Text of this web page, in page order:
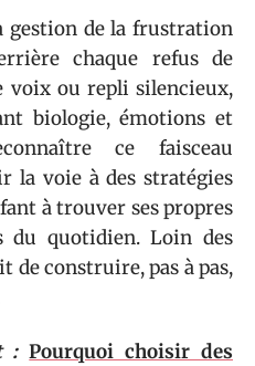
gestion de la frustration
chaque refus de
voix ou repli silencieux,
biologie, émotions et
ce faisceau
la voie à des stratégies
à trouver ses propres
du quotidien. Loin des
de construire, pas à pas,
: Pourquoi choisir des